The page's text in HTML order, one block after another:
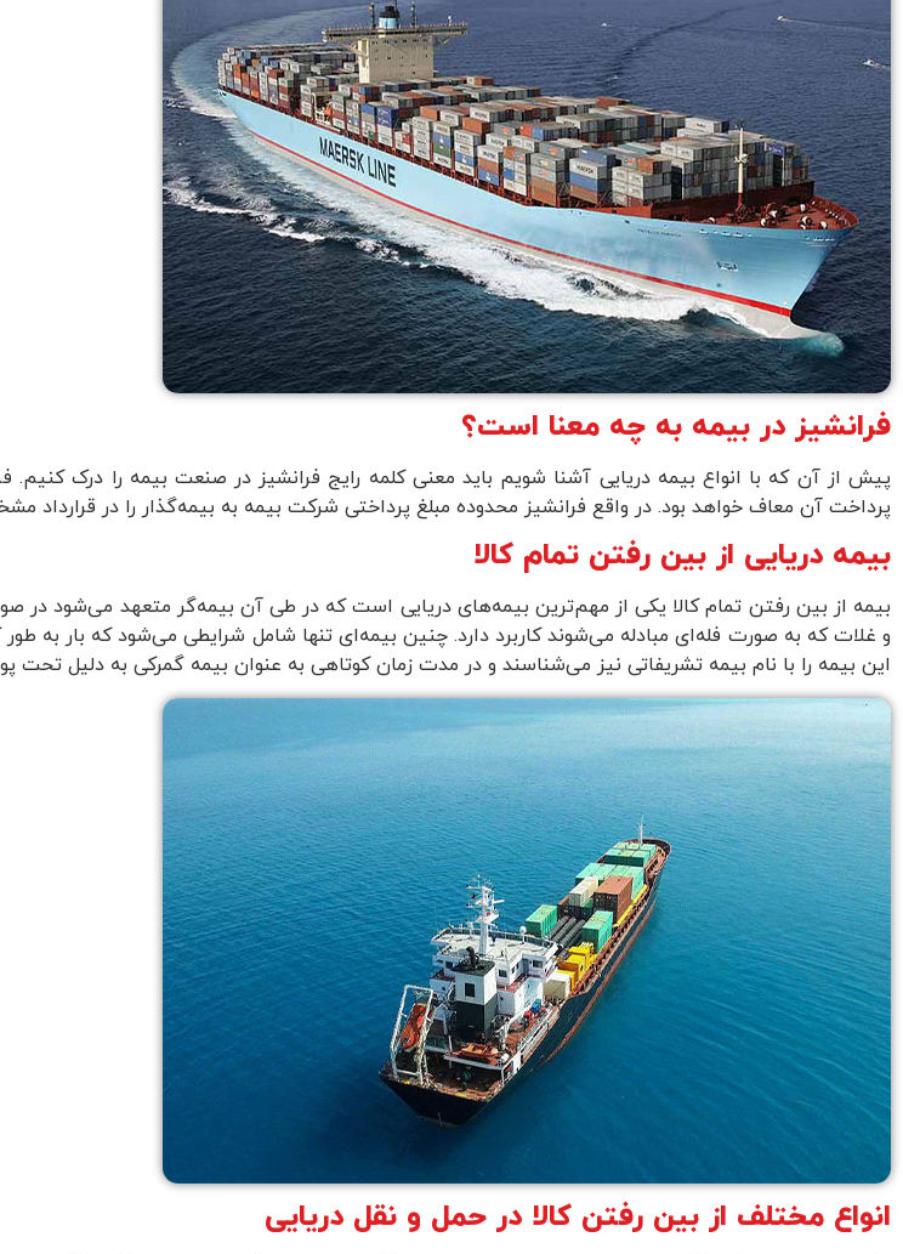
فرانشیز در بیمه به چه معنا است؟
پیش از آن که با انواع بیمه دریایی آشنا شویم باید معنی کلمه رایج فرانشیز در صنعت بیمه را درک
پرداخت آن معاف خواهد بود. در واقع فرانشیز محدوده مبلغ پرداختی شرکت بیمه به بیمه‌گذار را در قرارداد
بیمه دریایی از بین رفتن تمام کالا
بیمه از بین رفتن تمام کالا یکی از مهم‌ترین بیمه‌های دریایی است که در طی آن بیمه‌گر متعهد می‌شود در
و غلات که به صورت فله‌ای مبادله می‌شوند کاربرد دارد. چنین بیمه‌ای تنها شامل شرایطی می‌شود که بار به
این بیمه را با نام بیمه تشریفاتی نیز می‌شناسند و در مدت زمان کوتاهی به عنوان بیمه گمرکی به دلیل تحت
انواع مختلف از بین رفتن کالا در حمل و نقل دریایی